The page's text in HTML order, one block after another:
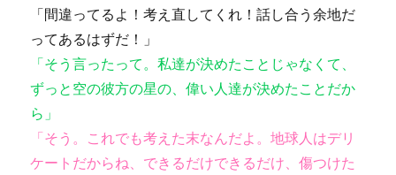
「間違ってるよ！考え直してくれ！話し合う余地だ
ってあるはずだ！」
「そう言ったって。私達が決めたことじゃなくて、
ずっと空の彼方の星の、偉い人達が決めたことだか
ら」
「そう。これでも考えた末なんだよ。地球人はデリ
ケートだからね、できるだけできるだけ、傷つけた